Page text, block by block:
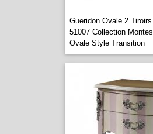
Gueridon Ovale 2
51007 Collection
Ovale Style Transition